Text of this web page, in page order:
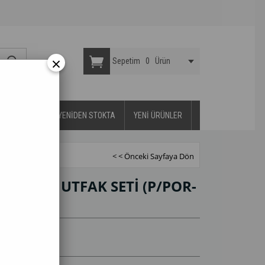
Sepetim 0 Ürün
YENİDEN STOKTA YENİ ÜRÜNLER
< < Önceki Sayfaya Dön
MUTFAK SETİ (P/POR-
×